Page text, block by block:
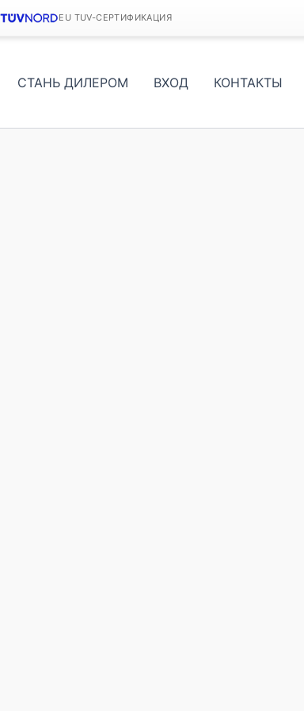
EU TUV-СЕРТИФИКАЦИЯ
СТАНЬ ДИЛЕРОМ ВХОД КОНТАКТЫ